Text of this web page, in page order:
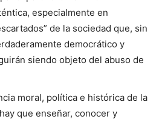
especialmente en
de la sociedad que, sin
democrático y
siendo objeto del abuso de
moral, política e histórica de la
que enseñar, conocer y